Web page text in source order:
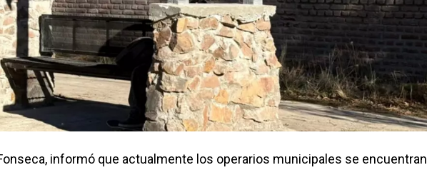
informó que actualmente los operarios municipales se encuentran